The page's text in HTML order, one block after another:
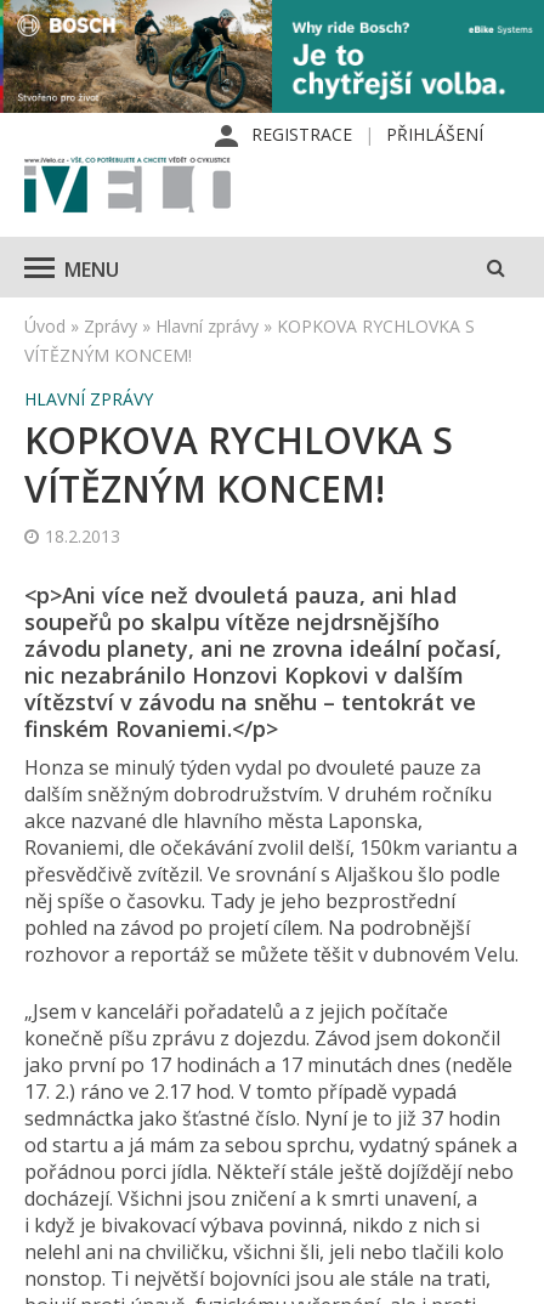
REGISTRACE PŘIHLÁŠENÍ
MENU
Úvod » Zprávy » Hlavní zprávy » KOPKOVA RYCHLOVKA S
VÍTĚZNÝM KONCEM!
HLAVNÍ ZPRÁVY
KOPKOVA RYCHLOVKA S
VÍTĚZNÝM KONCEM!
18.2.2013
<p>Ani více než dvouletá pauza, ani hlad
soupeřů po skalpu vítěze nejdrsnějšího
závodu planety, ani ne zrovna ideální počasí,
nic nezabránilo Honzovi Kopkovi v dalším
vítězství v závodu na sněhu – tentokrát ve
finském Rovaniemi.</p>
Honza se minulý týden vydal po dvouleté pauze za
dalším sněžným dobrodružstvím. V druhém ročníku
akce nazvané dle hlavního města Laponska,
Rovaniemi, dle očekávání zvolil delší, 150km variantu a
přesvědčivě zvítězil. Ve srovnání s Aljaškou šlo podle
něj spíše o časovku. Tady je jeho bezprostřední
pohled na závod po projetí cílem. Na podrobnější
rozhovor a reportáž se můžete těšit v dubnovém Velu.
„Jsem v kanceláři pořadatelů a z jejich počítače
konečně píšu zprávu z dojezdu. Závod jsem dokončil
jako první po 17 hodinách a 17 minutách dnes (neděle
17. 2.) ráno ve 2.17 hod. V tomto případě vypadá
sedmnáctka jako šťastné číslo. Nyní je to již 37 hodin
od startu a já mám za sebou sprchu, vydatný spánek a
pořádnou porci jídla. Někteří stále ještě dojíždějí nebo
docházejí. Všichni jsou zničení a k smrti unavení, a
i když je bivakovací výbava povinná, nikdo z nich si
nelehl ani na chviličku, všichni šli, jeli nebo tlačili kolo
nonstop. Ti největší bojovníci jsou ale stále na trati,